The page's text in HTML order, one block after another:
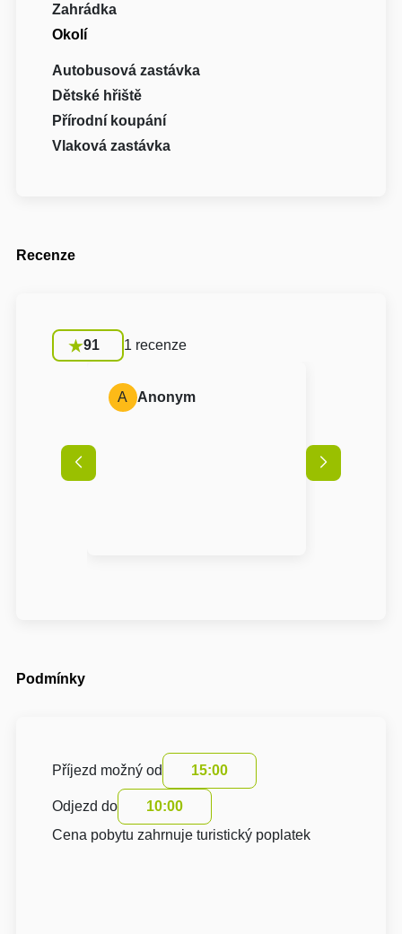
Zahrádka
Okolí
Autobusová zastávka
Dětské hřiště
Přírodní koupání
Vlaková zastávka
Recenze
91 1 recenze
A Anonym
Podmínky
Příjezd možný od 15:00
Odjezd do
10:00
Cena pobytu zahrnuje turistický poplatek